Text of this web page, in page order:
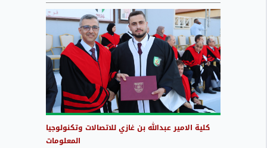
كلية الامير عبدالله بن غازي للاتصالات وتكنولوجيا
المعلومات